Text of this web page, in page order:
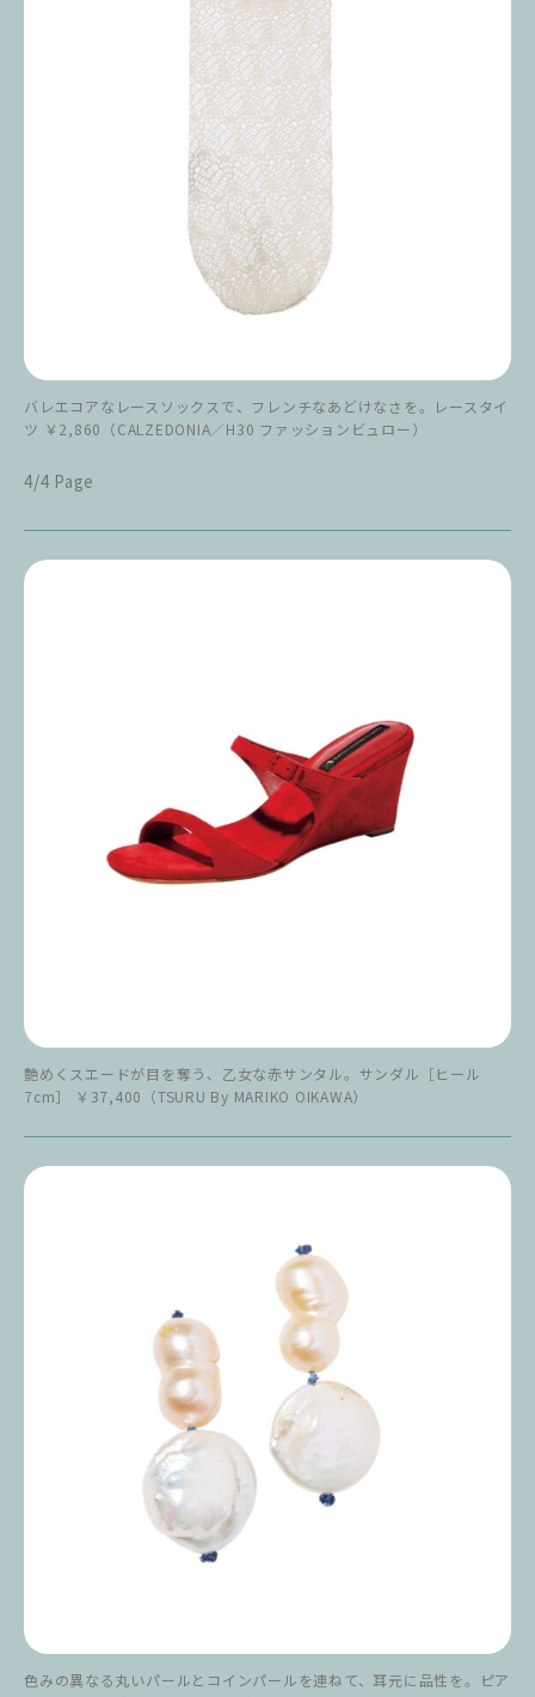
バレエコアなレースソックスで、フレンチなあどけなさを。レースタイ
ツ ￥2,860（CALZEDONIA／H30 ファッションビュロー）
4/4 Page
艶めくスエードが目を奪う、乙女な赤サンタル。サンダル［ヒール
7cm］ ￥37,400（TSURU By MARIKO OIKAWA）
色みの異なる丸いパールとコインパールを連ねて、耳元に品性を。ピア